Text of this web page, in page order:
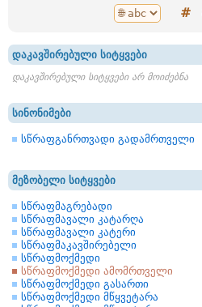
#
დაკავშირებული სიტყვები
დაკავშირებული სიტყვები არ მოიძებნა
სინონიმები
სწრაფგანრთვადი გადამრთველი
მეზობელი სიტყვები
სწრაფმაგრებადი
სწრაფმავალი კატარღა
სწრაფმავალი კატერი
სწრაფმაკავშირებელი
სწრაფმოქმედი
სწრაფმოქმედი ამომრთველი
სწრაფმოქმედი გასართი
სწრაფმოქმედი მწყვეტარა